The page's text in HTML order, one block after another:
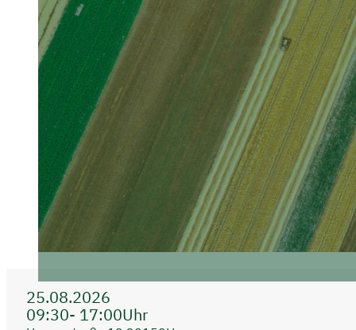
25.08.2026
09:30- 17:00Uhr